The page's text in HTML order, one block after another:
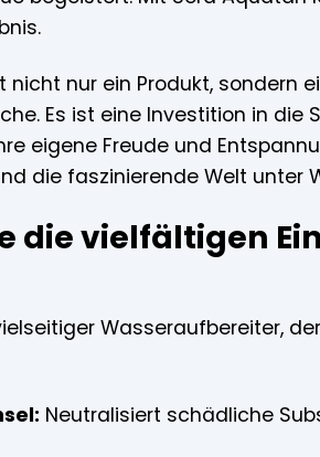
nicht nur ein Produkt, sondern
Es ist eine Investition in
eigene Freude und
die faszinierende Welt unter
die vielfältigen
Wasseraufbereiter,
Neutralisiert schädliche